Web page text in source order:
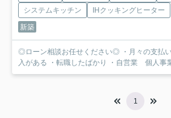
システムキッチン
IHクッキングヒーター
新築
◎ローン相談お任せください◎ ・月々の支払
入がある ・転職したばかり ・自営業 個人事
1